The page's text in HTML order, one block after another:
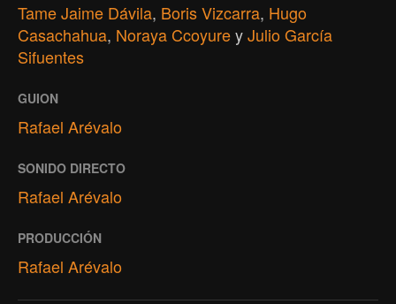
Tame Jaime Dávila, Boris Vizcarra, Hugo
Casachahua, Noraya CcoyureyJulio García
Sifuentes
GUION
Rafael Arévalo
SONIDO DIRECTO
Rafael Arévalo
PRODUCCIÓN
Rafael Arévalo